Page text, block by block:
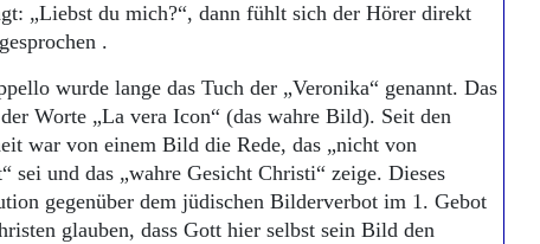
„Liebst du mich?“, dann fühlt sich der Hörer direkt
.
wurde lange das Tuch der „Veronika“ genannt. Das
Worte „La vera Icon“ (das wahre Bild). Seit den
war von einem Bild die Rede, das „nicht von
sei und das „wahre Gesicht Christi“ zeige. Dieses
gegenüber dem jüdischen Bilderverbot im 1. Gebot
glauben, dass Gott hier selbst sein Bild den